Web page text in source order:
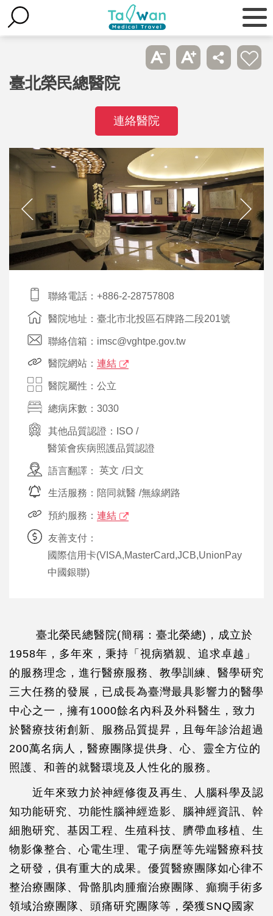
臺北榮民總醫院
連絡醫院
聯絡電話：+886-2-28757808
醫院地址：臺北市北投區石牌路二段201號
聯絡信箱：imsc@vghtpe.gov.tw
醫院網站： 連結
醫院屬性：公立
總病床數：3030
其他品質認證： ISO /
醫策會疾病照護品質認證
語言翻譯： 英文 /日文
生活服務： 陪同就醫 /無線網路
預約服務： 連結
友善支付：
國際信用卡(VISA,MasterCard,JCB,UnionPay
中國銀聯)
臺北榮民總醫院(簡稱：臺北榮總)，成立於
1958年，多年來，秉持「視病猶親、追求卓越」
的服務理念，進行醫療服務、教學訓練、醫學研究
三大任務的發展，已成長為臺灣最具影響力的醫學
中心之一，擁有1000餘名內科及外科醫生，致力
於醫療技術創新、服務品質提昇，且每年診治超過
200萬名病人，醫療團隊提供身、心、靈全方位的
照護、和善的就醫環境及人性化的服務。
近年來致力於神經修復及再生、人腦科學及認
知功能研究、功能性腦神經造影、腦神經資訊、幹
細胞研究、基因工程、生殖科技、臍帶血移植、生
物影像整合、心電生理、電子病歷等先端醫療科技
之研發，俱有重大的成果。優質醫療團隊如心律不
整治療團隊、骨骼肌肉腫瘤治療團隊、癲癇手術多
領域治療團隊、頭痛研究團隊等，榮獲SNQ國家